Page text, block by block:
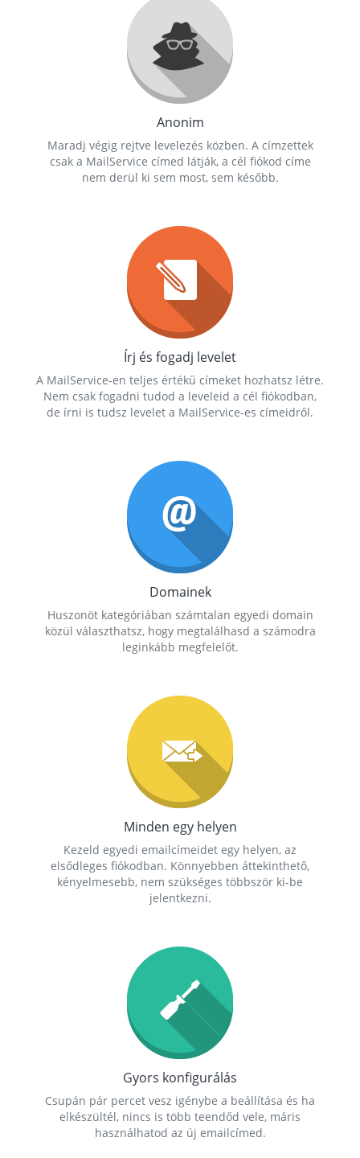
Anonim
Maradj végig rejtve levelezés közben. A címzettek
csak a MailService címed látják, a cél fiókod címe
nem derül ki sem most, sem később.
Írj és fogadj levelet
A MailService-en teljes értékű címeket hozhatsz létre.
Nem csak fogadni tudod a leveleid a cél fiókodban,
de írni is tudsz levelet a MailService-es címeidről.
Domainek
Huszonöt kategóriában számtalan egyedi domain
közül választhatsz, hogy megtalálhasd a számodra
leginkább megfelelőt.
Minden egy helyen
Kezeld egyedi emailcímeidet egy helyen, az
elsődleges fiókodban. Könnyebben áttekinthető,
kényelmesebb, nem szükséges többször ki-be
jelentkezni.
Gyors konfigurálás
Csupán pár percet vesz igénybe a beállítása és ha
elkészültél, nincs is több teendőd vele, máris
használhatod az új emailcímed.